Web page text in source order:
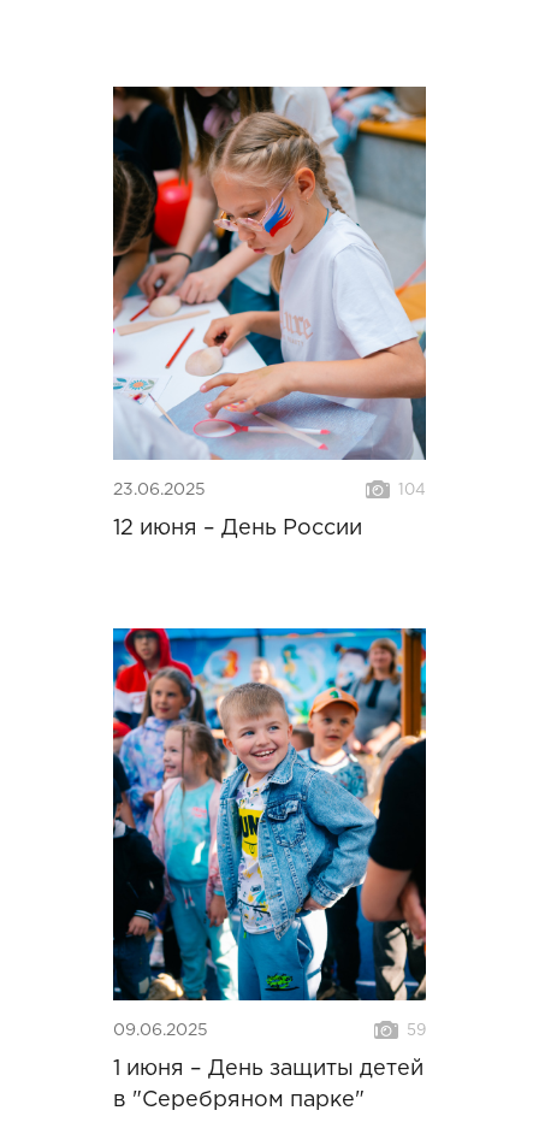
23.06.2025 104
12 июня – День России
09.06.2025 59
1 июня – День защиты детей
в "Серебряном парке"